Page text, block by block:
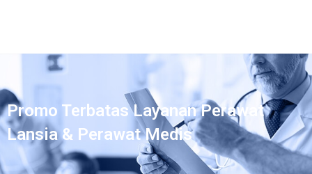
Promo Terbatas Layanan Perawat
Lansia & Perawat Medis